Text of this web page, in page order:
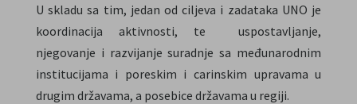
U skladu sa tim, jedan od ciljeva i zadataka UNO je
koordinacija aktivnosti, te uspostavljanje,
njegovanje i razvijanje suradnje sa međunarodnim
institucijama i poreskim i carinskim upravama u
drugim državama, a posebice državama u regiji.